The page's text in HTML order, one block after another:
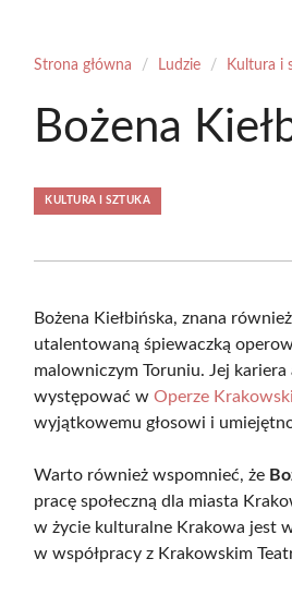
Strona główna / Ludzie / Kultura i
Bożena
KULTURA I SZTUKA
Bożena Kiełbińska, znana
utalentowaną śpiewaczką
malowniczym Toruniu. Jej kariera
występować wOperze
wyjątkowemu głosowi i
Warto również wspomnieć, że
pracę społeczną dla miasta
w życie kulturalne Krakowa jest
w współpracy z Krakowskim